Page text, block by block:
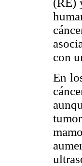
(RE)
con
En